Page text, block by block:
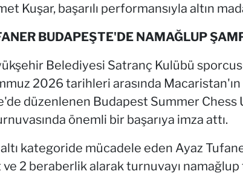
Kuşar, başarılı performansıyla altın
BUDAPEŞTE'DE NAMAĞLUP
Belediyesi Satranç Kulübü
2026 tarihleri arasında
düzenlenen Budapest Summer Chess
önemli bir başarıya imza attı.
kategoride mücadele eden Ayaz
2 beraberlik alarak turnuvayı namağlup